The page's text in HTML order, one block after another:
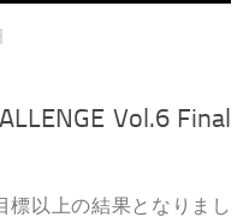
Vol.6 Final
標以上の結果となりまし